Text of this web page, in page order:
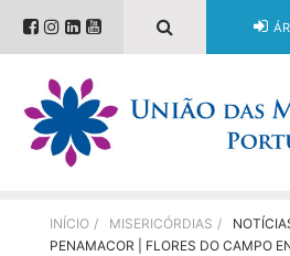
INÍCIO / MISERICÓRDIAS /
PENAMACOR | FLORES DO CAMPO